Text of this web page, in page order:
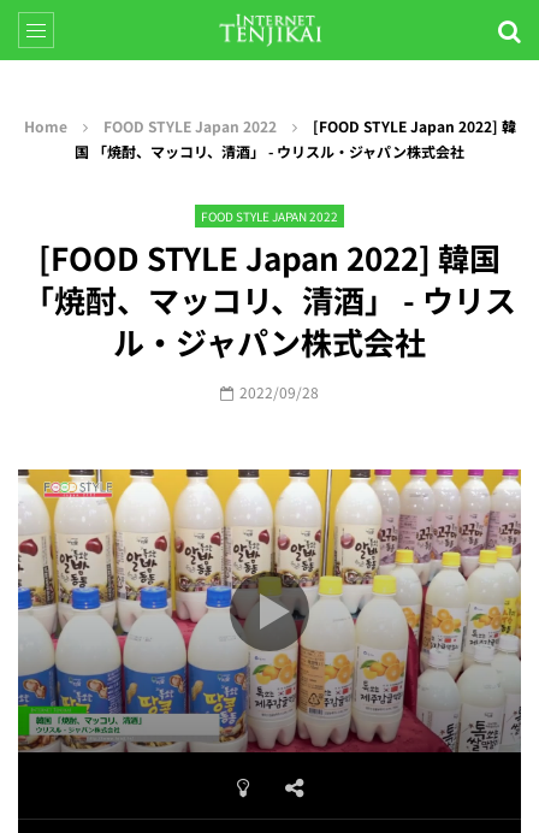
Home FOOD STYLE Japan 2022
[FOOD STYLE Japan 2022] 韓
国 「焼酎、マッコリ、清酒」 - ウリスル・ジャパン株式会社
FOOD STYLE JAPAN 2022
[FOOD STYLE Japan 2022] 韓国
「焼酎、マッコリ、清酒」 - ウリス
ル・ジャパン株式会社
2022/09/28